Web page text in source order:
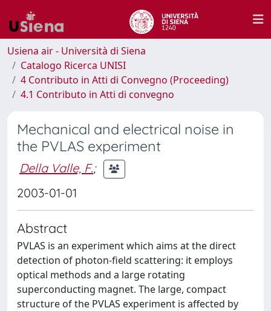
Usiena air - Università di Siena
Catalogo Ricerca UNISI
4 Contributo in Atti di Convegno (Proceeding)
4.1 Contributo in Atti di convegno
Mechanical and electrical noise in
the PVLAS experiment
Della Valle, F.;
2003-01-01
Abstract
PVLAS is an experiment which aims at the direct
detection of photon‐field scattering: it employs
optical methods and a large rotating
superconducting magnet. The large, compact
structure of the PVLAS experiment is affected by